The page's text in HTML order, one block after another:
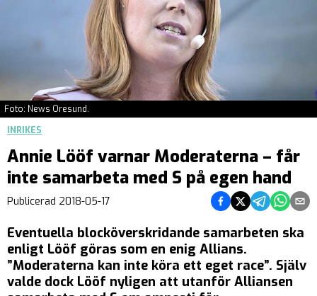
Foto: News Oresund.
INRIKES
Annie Lööf varnar Moderaterna – får
inte samarbeta med S på egen hand
Publicerad 2018-05-17 Dela på Facebook
Dela på Twitter
Dela påDela på
Dela
Eventuella blocköverskridande samarbeten ska
enligt Lööf göras som en enig Allians.
”Moderaterna kan inte köra ett eget race”. Själv
valde dock Lööf nyligen att utanför Alliansen